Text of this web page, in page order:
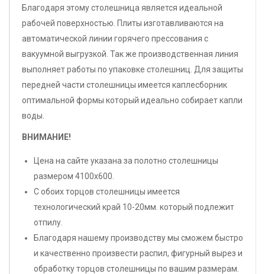
Благодаря этому столешница является идеальной
рабочей поверхностью. Плиты изготавливаются на
автоматической линии горячего прессования с
вакуумной выгрузкой. Так же производственная линия
выполняет работы по упаковке столешниц. Для защиты
передней части столешницы имеется каплесборник
оптимальной формы который идеально собирает капли
воды.
ВНИМАНИЕ!
Цена на сайте указана за полотно столешницы
размером 4100х600.
С обоих торцов столешницы имеется
технологический край 10-20мм. который подлежит
отпилу.
Благодаря нашему производству мы сможем быстро
и качественно произвести распил, фигурный вырез и
обработку торцов столешницы по вашим размерам.